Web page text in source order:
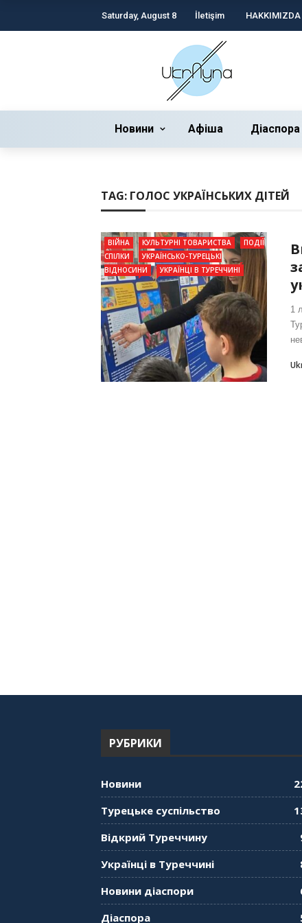
Saturday, August 8 İletişim HAKKIMIZDA
Новини Афіша Діаспора
TAG: ГОЛОС УКРАЇНСЬКИХ ДІТЕЙ
ВІЙНА КУЛЬТУРНІ ТОВАРИСТВА
ПОДІЇ
СПІЛКИ
УКРАЇНСЬКО-ТУРЕЦЬКІ
ВІДНОСИНИ
УКРАЇНЦІ В ТУРЕЧЧИНІ
1
РУБРИКИ
Новини
Турецьке суспільство
Відкрий Туреччину
Українці в Туреччині
Новини діаспори
Діаспора